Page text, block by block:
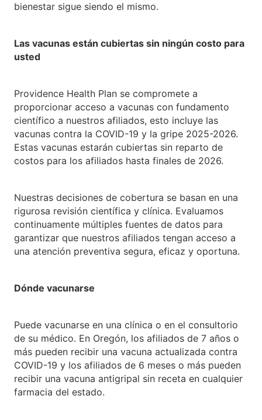
bienestar sigue siendo el mismo.
Las vacunas están cubiertas sin ningún costo para
usted
Providence Health Plan se compromete a
proporcionar acceso a vacunas con fundamento
científico a nuestros afiliados, esto incluye las
vacunas contra la COVID-19 y la gripe 2025-2026.
Estas vacunas estarán cubiertas sin reparto de
costos para los afiliados hasta finales de 2026.
Nuestras decisiones de cobertura se basan en una
rigurosa revisión científica y clínica. Evaluamos
continuamente múltiples fuentes de datos para
garantizar que nuestros afiliados tengan acceso a
una atención preventiva segura, eficaz y oportuna.
Dónde vacunarse
Puede vacunarse en una clínica o en el consultorio
de su médico. En Oregón, los afiliados de 7 años o
más pueden recibir una vacuna actualizada contra
COVID-19 y los afiliados de 6 meses o más pueden
recibir una vacuna antigripal sin receta en cualquier
farmacia del estado.